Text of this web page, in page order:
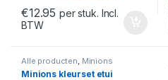
€12.95 per stuk. Incl.
BTW
Alle producten, Minions
Minions kleurset etui